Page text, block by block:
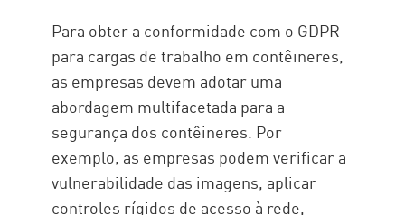
Para obter a conformidade com o GDPR
para cargas de trabalho em contêineres,
as empresas devem adotar uma
abordagem multifacetada para a
segurança dos contêineres. Por
exemplo, as empresas podem verificar a
vulnerabilidade das imagens, aplicar
controles rígidos de acesso à rede,